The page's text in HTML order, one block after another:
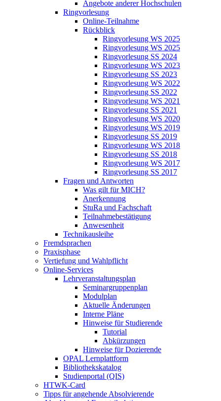
Angebote anderer Hochschulen
Ringvorlesung
Online-Teilnahme
Rückblick
Ringvorlesung WS 2025
Ringvorlesung WS 2025
Ringvorlesung SS 2024
Ringvorlesung WS 2023
Ringvorlesung SS 2023
Ringvorlesung WS 2022
Ringvorlesung SS 2022
Ringvorlesung WS 2021
Ringvorlesung SS 2021
Ringvorlesung WS 2020
Ringvorlesung WS 2019
Ringvorlesung SS 2019
Ringvorlesung WS 2018
Ringvorlesung SS 2018
Ringvorlesung WS 2017
Ringvorlesung SS 2017
Fragen und Antworten
Was gilt für MICH?
Anerkennung
StuRa und Fachschaft
Teilnahmebestätigung
Anwesenheit
Technikausleihe
Fremdsprachen
Praxisphase
Vertiefung und Wahlpflicht
Online-Services
Lehrveranstaltungsplan
Seminargruppenplan
Modulplan
Aktuelle Änderungen
Interne Pläne
Hinweise für Studierende
Tutorial
Abkürzungen
Hinweise für Dozierende
OPAL Lernplattform
Bibliothekskatalog
Studienportal (QIS)
HTWK-Card
Tipps für angehende Absolvierende